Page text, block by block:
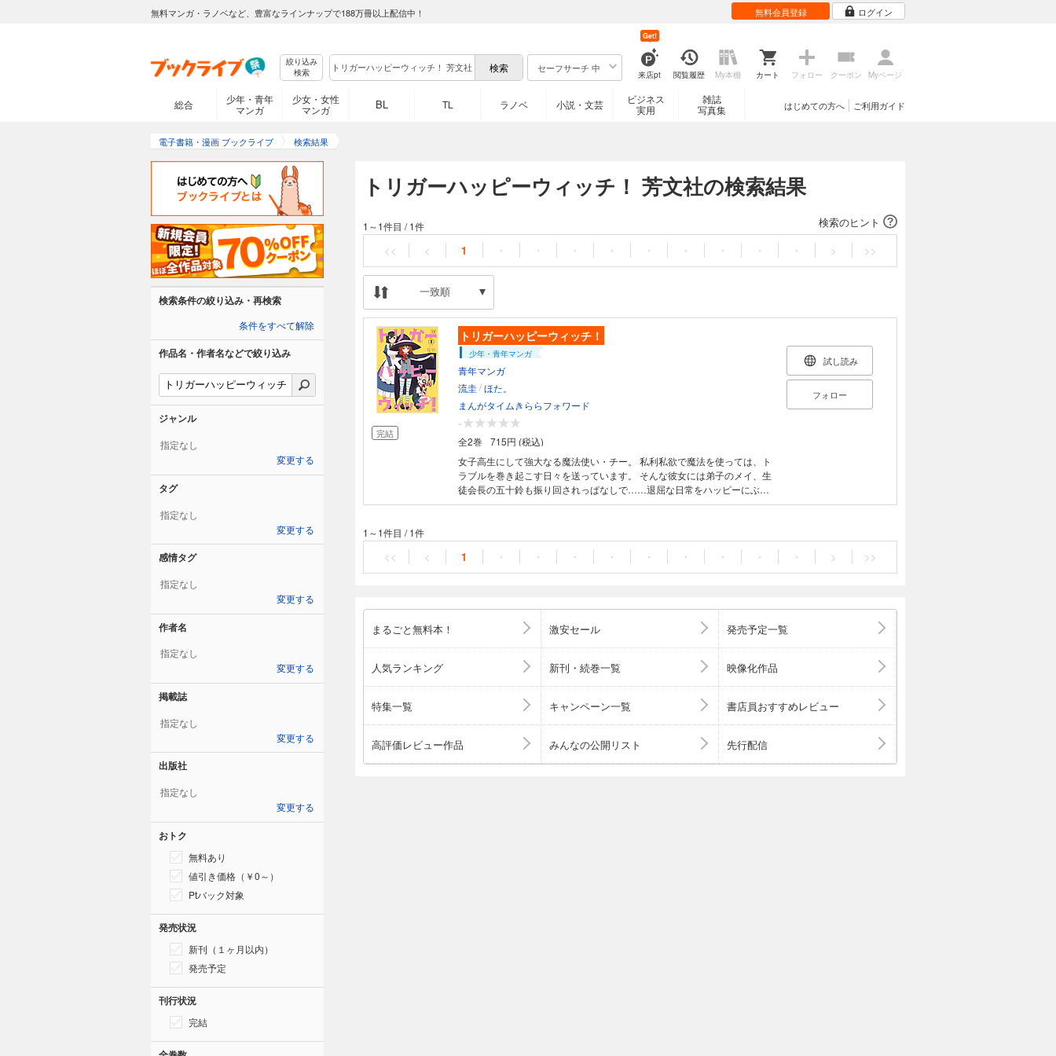
無料マンガ・ラノベなど、豊富なラインナップで188万冊以上配信中！ 無料会員登録 ログイン
絞り込み
検索
セーフサーチ 中
来店pt
Get!
閲覧履歴 My本棚 カート フォロー クーポン Myページ
総合
少年・青年
マンガ
少女・女性
マンガ
BL TL ラノベ 小説・文芸
ビジネス
実用
雑誌
写真集
ご利用ガイド
はじめての方へ
電子書籍・漫画 ブックライブ 検索結果
トリガーハッピーウィッチ！ 芳文社の検索結果
検索のヒント
1～1件目 /1件
<< < 1 ・ ・ ・ ・ ・ ・ ・ ・ ・ > >>
一致順
完結
トリガーハッピーウィッチ！
少年・青年マンガ
青年マンガ
流圭/ほた。
まんがタイムきららフォワード
-
全2巻
715円 (税込)
女子高生にして強大なる魔法使い・チー。 私利私欲で魔法を使っては、ト
ラブルを巻き起こす日々を送っています。 そんな彼女には弟子のメイ、生
徒会長の五十鈴も振り回されっぱなしで……退屈な日常をハッピーにぶち
壊す爽快コメディ、発射!!!
試し読み
フォロー
1～1件目 /1件
<< < 1 ・ ・ ・ ・ ・ ・ ・ ・ ・ > >>
まるごと無料本！ 激安セール 発売予定一覧
人気ランキング 新刊・続巻一覧 映像化作品
特集一覧 キャンペーン一覧 書店員おすすめレビュー
高評価レビュー作品 みんなの公開リスト 先行配信
検索条件の絞り込み・再検索
条件をすべて解除
作品名・作者名などで絞り込み
ジャンル
指定なし
変更する
タグ
指定なし
変更する
感情タグ
指定なし
変更する
作者名
指定なし
変更する
掲載誌
指定なし
変更する
出版社
指定なし
変更する
おトク
無料あり
値引き価格（￥0～）
Ptバック対象
発売状況
新刊（１ヶ月以内）
発売予定
刊行状況
完結